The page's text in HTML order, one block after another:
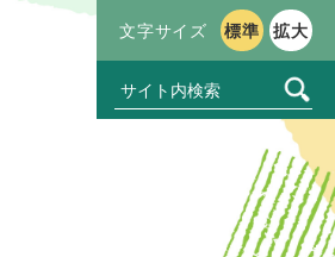
文字サイズ 標準 拡大